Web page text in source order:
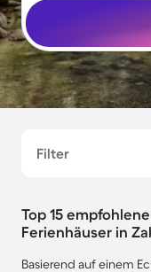
Filter
Top 15
Ferienhäuser in
Basierend auf einem